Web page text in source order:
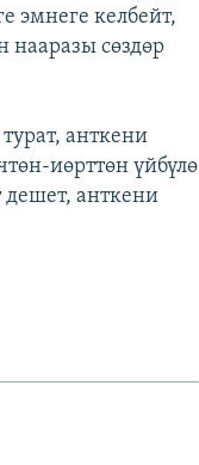
эмнеге келбейт,
сөздөр
анткени
иөрттөн үйбүлө
дешет, анткени